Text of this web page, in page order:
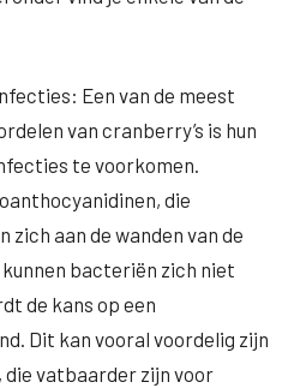
Een van de meest
van cranberry’s is hun
te voorkomen.
die
aan de wanden van de
bacteriën zich niet
de kans op een
Dit kan vooral voordelig zijn
die vatbaarder zijn voor